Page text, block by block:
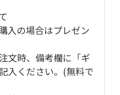
入の場合はプレゼン
文時、備考欄に「ギ
入ください。(無料で